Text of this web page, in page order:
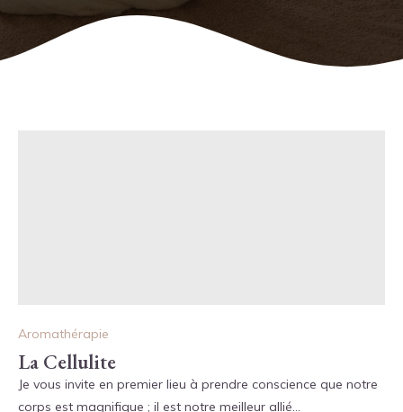
Aromathérapie
La Cellulite
Je vous invite en premier lieu à prendre conscience que notre
corps est magnifique ; il est notre meilleur allié…